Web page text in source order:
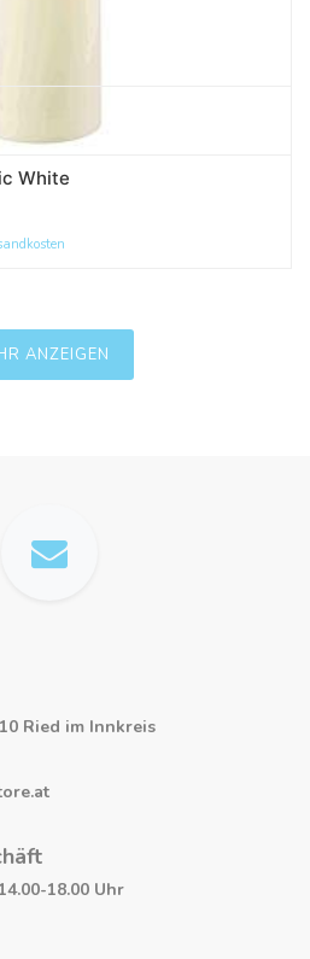
White
ANZEIGEN
Ried im Innkreis
18.00 Uhr